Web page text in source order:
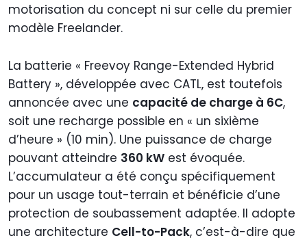
motorisation du concept ni sur celle du premier
modèle Freelander.
La batterie « Freevoy Range-Extended Hybrid
Battery », développée avec CATL, est toutefois
annoncée avec une capacité de charge à 6C,
soit une recharge possible en « un sixième
d’heure » (10 min). Une puissance de charge
pouvant atteindre 360 kW est évoquée.
L’accumulateur a été conçu spécifiquement
pour un usage tout-terrain et bénéficie d’une
protection de soubassement adaptée. Il adopte
une architecture Cell-to-Pack, c’est-à-dire que